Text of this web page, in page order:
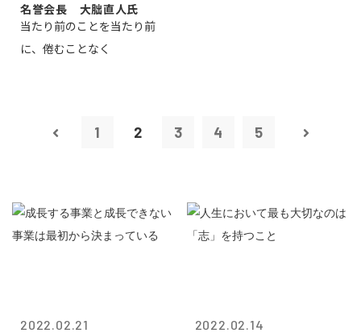
名誉会長 大朏直人氏
当たり前のことを当たり前
に、倦むことなく
1 2 3 4 5
2022.02.21 2022.02.14